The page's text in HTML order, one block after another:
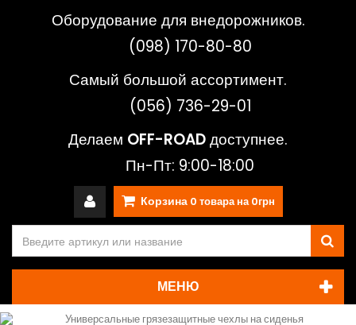
Оборудование для внедорожников.
(098) 170-80-80
Самый большой ассортимент.
(056) 736-29-01
Делаем OFF-ROADдоступнее.
Пн-Пт: 9:00-18:00
Корзина 0 товара на 0грн
МЕНЮ